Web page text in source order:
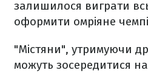
залишилося виграти
оформити омріяне
"Містяни", утримуючи
можуть зосередитися